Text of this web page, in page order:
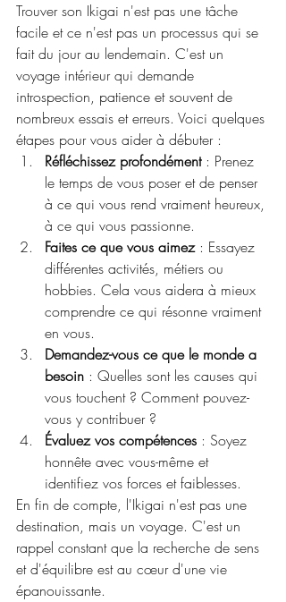
Trouver son Ikigai n'est pas une tâche
facile et ce n'est pas un processus qui se
fait du jour au lendemain. C'est un
voyage intérieur qui demande
introspection, patience et souvent de
nombreux essais et erreurs. Voici quelques
étapes pour vous aider à débuter :
Réfléchissez profondément : Prenez
le temps de vous poser et de penser
à ce qui vous rend vraiment heureux,
à ce qui vous passionne.
Faites ce que vous aimez : Essayez
différentes activités, métiers ou
hobbies. Cela vous aidera à mieux
comprendre ce qui résonne vraiment
en vous.
Demandez-vous ce que le monde a
besoin : Quelles sont les causes qui
vous touchent ? Comment pouvez-
vous y contribuer ?
Évaluez vos compétences : Soyez
honnête avec vous-même et
identifiez vos forces et faiblesses.
En fin de compte, l'Ikigai n'est pas une
destination, mais un voyage. C'est un
rappel constant que la recherche de sens
et d'équilibre est au cœur d'une vie
épanouissante.